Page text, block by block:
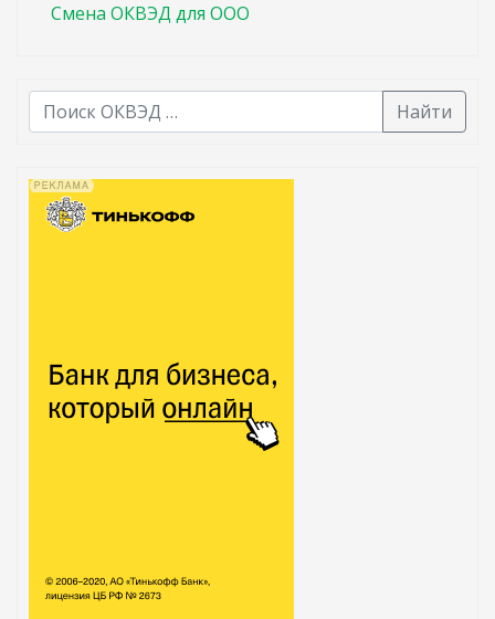
Смена ОКВЭД для ООО
Найти
В списке найденных результатов используйте